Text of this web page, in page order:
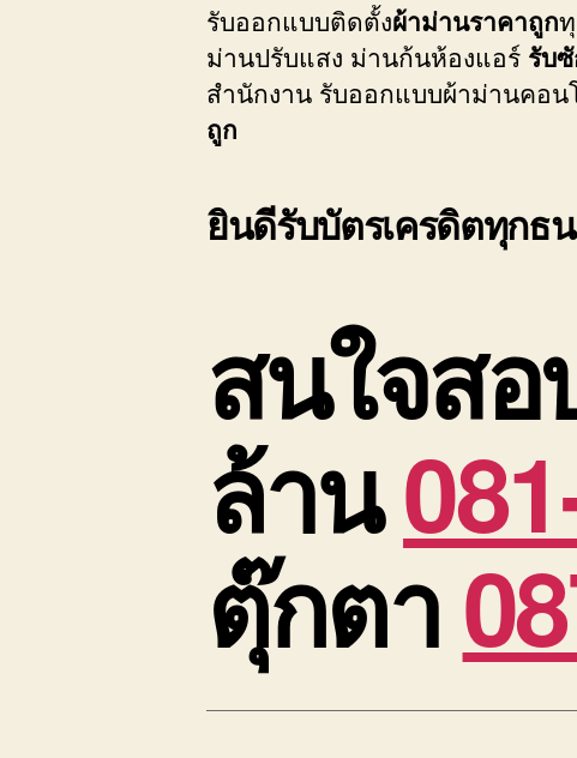
รับออกแบบติดตั้งผ้าม่านราคาถูก
ม่านปรับแสง ม่านก้นห้องแอร์ รับ
สำนักงาน รับออกแบบผ้าม่านคอ
ถูก
ยินดีรับบัตรเครดิตทุกธ
สนใจสอ
ล้าน
ตุ๊กตา